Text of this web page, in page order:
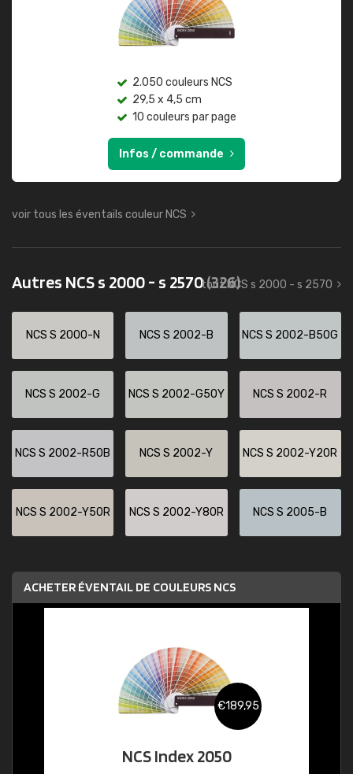
2.050 couleurs NCS
29,5 x 4,5 cm
10 couleurs par page
Infos / commande
voir tous les éventails couleur NCS
Autres NCS s 2000 - s 2570(326)
tout NCS s 2000 - s 2570
NCS S 2000-N NCS S 2002-B NCS S 2002-B50G
NCS S 2002-G NCS S 2002-G50Y NCS S 2002-R
NCS S 2002-R50B NCS S 2002-Y NCS S 2002-Y20R
NCS S 2002-Y50R NCS S 2002-Y80R NCS S 2005-B
ACHETER ÉVENTAIL DE COULEURS NCS
€189,95
NCS Index 2050